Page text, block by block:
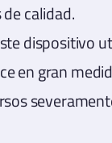
calidad.
dispositivo
en gran